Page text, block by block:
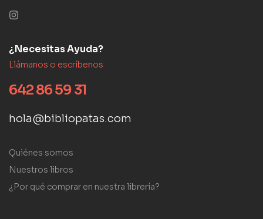
¿Necesitas Ayuda?
Llámanos o escríbenos
642 86 59 31
hola@bibliopatas.com
Quiénes somos
Nuestros libros
¿Por qué comprar en nuestra librería?